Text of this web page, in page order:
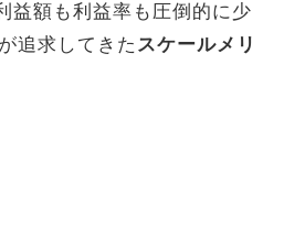
益額も利益率も圧倒的に少
追求してきた スケールメリ